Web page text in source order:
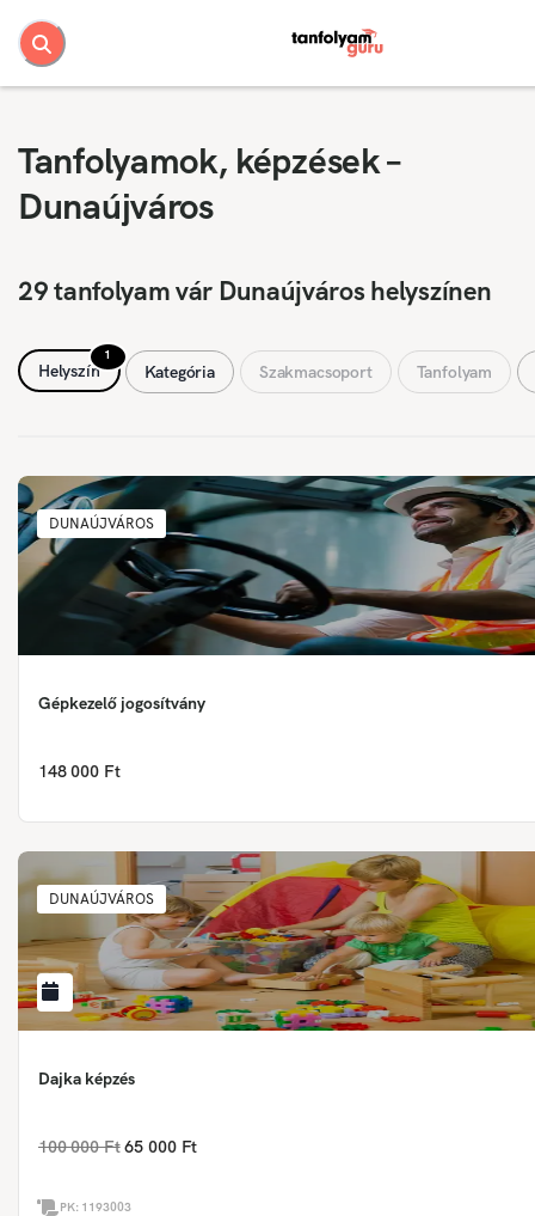
Tanfolyamok, képzések –
Dunaújváros
29 tanfolyam vár Dunaújváros helyszínen
1
Helyszín Kategória Szakmacsoport Tanfolyam
DUNAÚJVÁROS
Gépkezelő jogosítvány
148 000 Ft
DUNAÚJVÁROS
Dajka képzés
100 000 Ft 65 000 Ft
PK: 1193003